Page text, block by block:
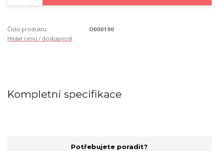
Číslo produktu:
O000190
Hlídat cenu / dostupnost
Kompletní specifikace
Potřebujete poradit?